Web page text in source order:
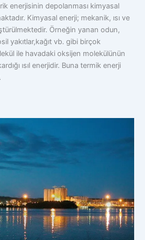
enerjisinin depolanması kimyasal
Kimyasal enerji; mekanik, ısı ve
Örneğin yanan odun,
yakıtlar,kağıt vb. gibi birçok
ile havadaki oksijen molekülünün
ısıl enerjidir. Buna termik enerji